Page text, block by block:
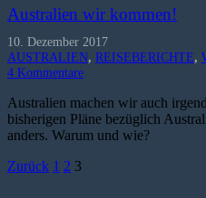
Australien wir kommen!
10. Dezember 2017
AUSTRALIEN, REISEBERICHTE,
4 Kommentare
Australien machen wir auch
bisherigen Pläne bezüglich
anders. Warum und wie?
Zurück 1 2 3